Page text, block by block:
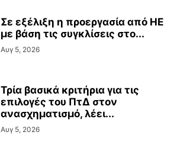
Σε εξέλιξη η προεργασία από ΗΕ
με βάση τις συγκλίσεις στο...
Αυγ 5, 2026
Τρία βασικά κριτήρια για τις
επιλογές του ΠτΔ στον
ανασχηματισμό, λέει...
Αυγ 5, 2026